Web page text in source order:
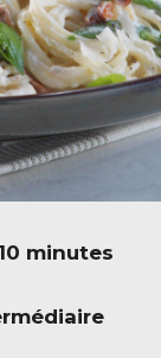
minutes